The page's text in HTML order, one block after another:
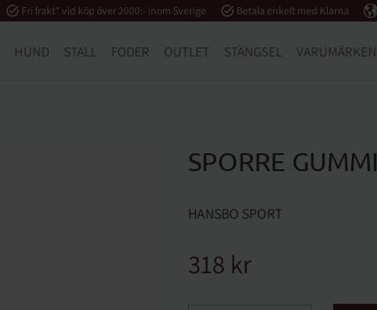
task_alt Fri frakt* vid köp över 2000:- inom Sverige task_alt Betala enkelt med Klarna
HUND STALL FODER OUTLET STÄNGSEL VARUMÄRKEN
SPORRE
HANSBO SPORT
318 kr